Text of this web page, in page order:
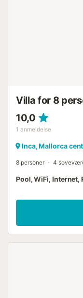
Villa for 8
10,0
1 anmeldelse
Inca, Mallorca
8 personer 4
Pool, WiFi, Internet,